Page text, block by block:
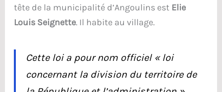
tête de la municipalité d’Angoulins est Elie
Louis Seignette. Il habite au village.
Cette loi a pour nom officiel « loi
concernant la division du territoire de